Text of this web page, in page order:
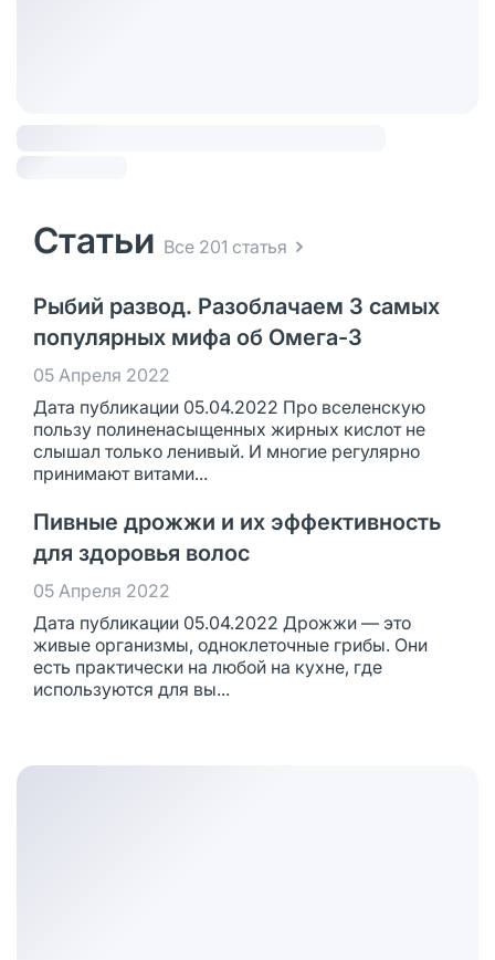
Статьи Все 201 статья
Рыбий развод. Разоблачаем 3 самых
популярных мифа об Омега-3
05 Апреля 2022
Дата публикации 05.04.2022 Про вселенскую
пользу полиненасыщенных жирных кислот не
слышал только ленивый. И многие регулярно
принимают витами...
Пивные дрожжи и их эффективность
для здоровья волос
05 Апреля 2022
Дата публикации 05.04.2022 Дрожжи — это
живые организмы, одноклеточные грибы. Они
есть практически на любой на кухне, где
используются для вы...